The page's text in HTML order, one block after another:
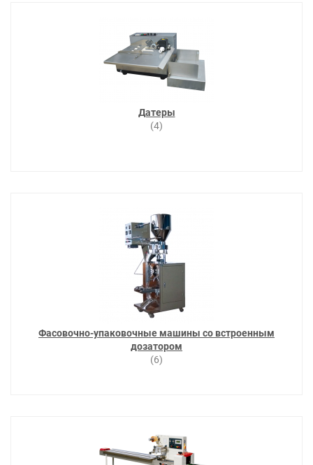
Датеры
(4)
Фасовочно-упаковочные машины со встроенным
дозатором
(6)